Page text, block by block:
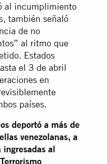
al incumplimiento
también señaló
de no
al ritmo que
Estados
el 3 de abril
en
países.
deportó a más de
venezolanas, a
ingresadas al